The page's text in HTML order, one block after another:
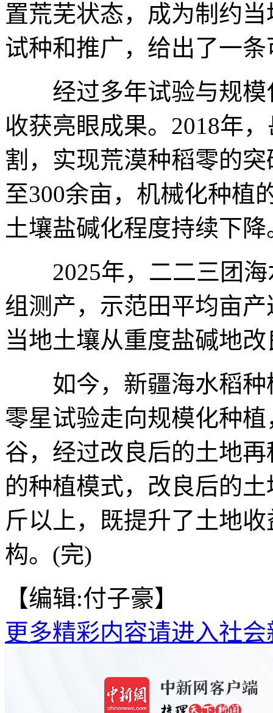
置荒芜状态，成为制约
试种和推广，给出了一
经过多年试验与规模
收获亮眼成果。2018年
割，实现荒漠种稻零的
至300余亩，机械化种植
土壤盐碱化程度持续下降
2025年，二二三团海
组测产，示范田平均亩
当地土壤从重度盐碱地
如今，新疆海水稻种
零星试验走向规模化种
谷，经过改良后的土地
的种植模式，改良后的
斤以上，既提升了土地
构。(完)
【编辑:付子豪】
更多精彩内容请进入社会